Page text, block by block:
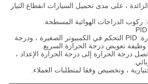
، على مدى تحميل السيارات انقطاع التيار
8. تحكم في درجة الحرارة: PID التحكم في الكمبيوتر الصغيرة ، ودرجة
، وظيفة تعويض درجة الحرارة السريع.
درجة الحرارة إلى درجة الحرارة الإعداد ،
، وتخصيص وفقا لمتطلبات العملاء.